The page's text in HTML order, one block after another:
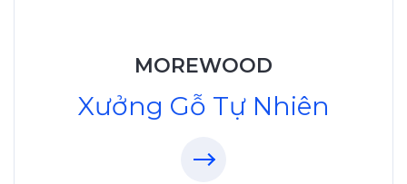
MOREWOOD
Xưởng Gỗ Tự Nhiên
09.31.32.33.00